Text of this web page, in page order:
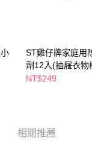
享後付」服務完成之交
相關給付款項請求債
本公司不負相關責
ST雞仔牌家庭用
劑12入(抽屜衣物
NT$249
相關推薦